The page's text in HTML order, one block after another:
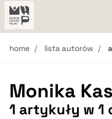
home lista autorów
Monika
1 artykuły w 1